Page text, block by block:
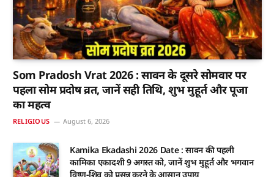
Som Pradosh Vrat 2026 : सावन के दूसरे सोमवार पर
पहला सोम प्रदोष व्रत, जानें सही तिथि, शुभ मुहूर्त और पूजा
का महत्व
RELIGIOUS August 6, 2026
Kamika Ekadashi 2026 Date : सावन की पहली
कामिका एकादशी 9 अगस्त को, जानें शुभ मुहूर्त और भगवान
विष्णु-शिव को प्रसन्न करने के आसान उपाय